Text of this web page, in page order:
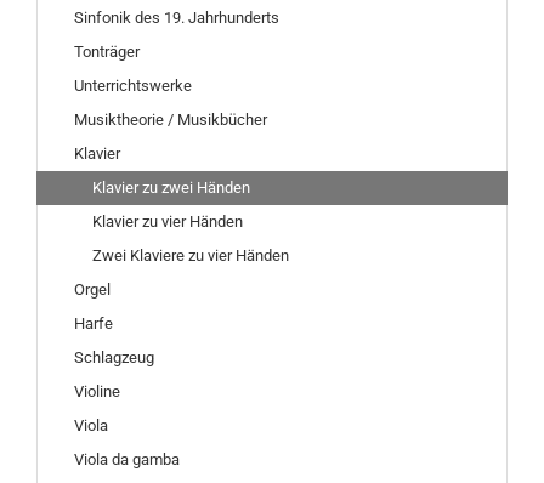
Sinfonik des 19. Jahrhunderts
Tonträger
Unterrichtswerke
Musiktheorie / Musikbücher
Klavier
Klavier zu zwei Händen
Klavier zu vier Händen
Zwei Klaviere zu vier Händen
Orgel
Harfe
Schlagzeug
Violine
Viola
Viola da gamba